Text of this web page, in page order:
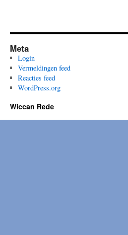
Meta
Login
Vermeldingen feed
Reacties feed
WordPress.org
Wiccan Rede